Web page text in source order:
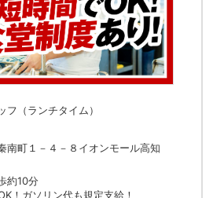
フ（ランチタイム）
南町１－４－８イオンモール高知
約10分
！ガソリン代も規定支給！